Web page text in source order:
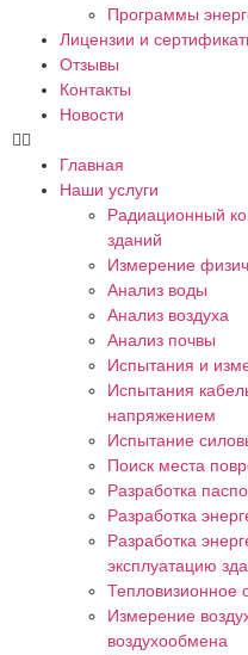
Программы
Лицензии и
Отзывы
Контакты
Новости
Главная
Наши услуги
Радиационный
зданий
Измерение
Анализ воды
Анализ воздуха
Анализ почвы
Испытания и
Испытания
напряжением
Испытание
Поиск места
Разработка
Разработка
Разработка
эксплуатацию
Тепловизионное
Измерение
воздухообмена